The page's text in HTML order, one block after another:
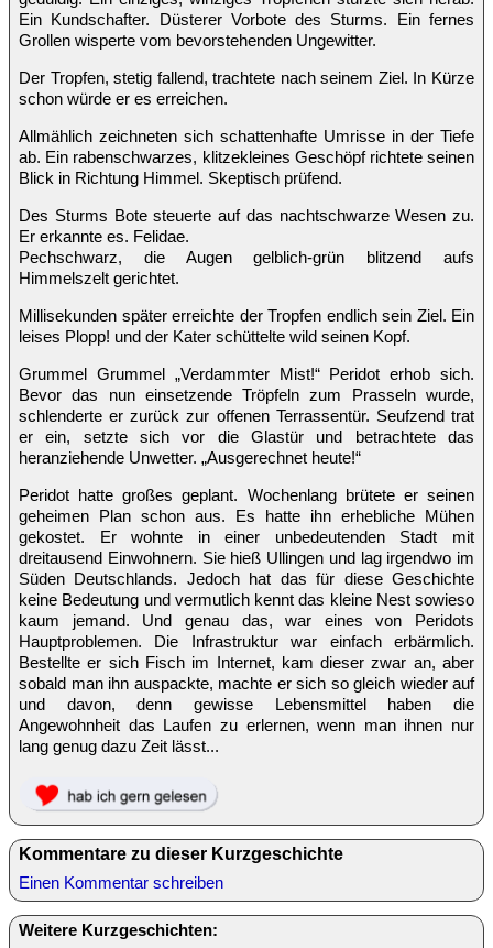
Ein Kundschafter. Düsterer Vorbote des Sturms. Ein fernes
Grollen wisperte vom bevorstehenden Ungewitter.
Der Tropfen, stetig fallend, trachtete nach seinem Ziel. In Kürze
schon würde er es erreichen.
Allmählich zeichneten sich schattenhafte Umrisse in der Tiefe
ab. Ein rabenschwarzes, klitzekleines Geschöpf richtete seinen
Blick in Richtung Himmel. Skeptisch prüfend.
Des Sturms Bote steuerte auf das nachtschwarze Wesen zu.
Er erkannte es. Felidae.
Pechschwarz, die Augen gelblich-grün blitzend aufs
Himmelszelt gerichtet.
Millisekunden später erreichte der Tropfen endlich sein Ziel. Ein
leises Plopp! und der Kater schüttelte wild seinen Kopf.
Grummel Grummel „Verdammter Mist!“ Peridot erhob sich.
Bevor das nun einsetzende Tröpfeln zum Prasseln wurde,
schlenderte er zurück zur offenen Terrassentür. Seufzend trat
er ein, setzte sich vor die Glastür und betrachtete das
heranziehende Unwetter. „Ausgerechnet heute!“
Peridot hatte großes geplant. Wochenlang brütete er seinen
geheimen Plan schon aus. Es hatte ihn erhebliche Mühen
gekostet. Er wohnte in einer unbedeutenden Stadt mit
dreitausend Einwohnern. Sie hieß Ullingen und lag irgendwo im
Süden Deutschlands. Jedoch hat das für diese Geschichte
keine Bedeutung und vermutlich kennt das kleine Nest sowieso
kaum jemand. Und genau das, war eines von Peridots
Hauptproblemen. Die Infrastruktur war einfach erbärmlich.
Bestellte er sich Fisch im Internet, kam dieser zwar an, aber
sobald man ihn auspackte, machte er sich so gleich wieder auf
und davon, denn gewisse Lebensmittel haben die
Angewohnheit das Laufen zu erlernen, wenn man ihnen nur
lang genug dazu Zeit lässt...
Kommentare zu dieser Kurzgeschichte
Einen Kommentar schreiben
Weitere Kurzgeschichten: